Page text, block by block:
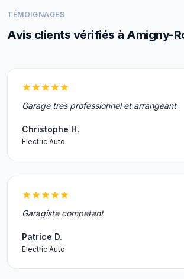
TÉMOIGNAGES
Avis clients vérifiés à Amigny-
Garage tres professionnel et arrangeant
Christophe H.
Electric Auto
Garagiste competant
Patrice D.
Electric Auto